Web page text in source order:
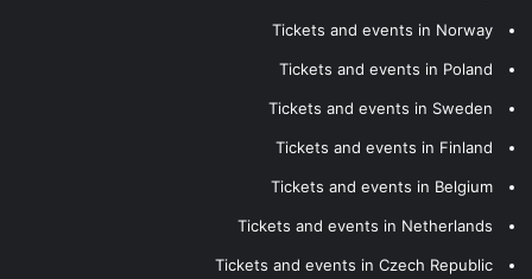
Tickets and events in Norway
Tickets and events in Poland
Tickets and events in Sweden
Tickets and events in Finland
Tickets and events in Belgium
Tickets and events in Netherlands
Tickets and events in Czech Republic